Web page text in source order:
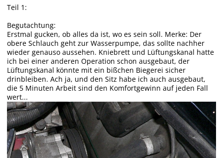
Teil 1:
Begutachtung:
Erstmal gucken, ob alles da ist, wo es sein soll. Merke: Der
obere Schlauch geht zur Wasserpumpe, das sollte nachher
wieder genauso aussehen. Kniebrett und Lüftungskanal hatte
ich bei einer anderen Operation schon ausgebaut, der
Lüftungskanal könnte mit ein bißchen Biegerei sicher
drinbleiben. Ach ja, und den Sitz habe ich auch ausgebaut,
die 5 Minuten Arbeit sind den Komfortgewinn auf jeden Fall
wert...